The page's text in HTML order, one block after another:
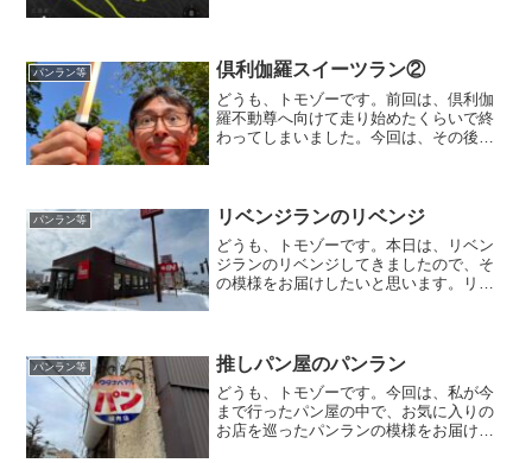
ビをしている私として...
パンラン等 倶利伽羅スイーツラン②
どうも、トモゾーです。前回は、倶利伽
羅不動尊へ向けて走り始めたくらいで終
わってしまいました。今回は、その後ど
たトレイルに入っていきま...
パンラン等 リベンジランのリベンジ
どうも、トモゾーです。本日は、リベン
ジランのリベンジしてきましたので、そ
の模様をお届けしたいと思います。リベ
で「先週のリベンジラン...
パンラン等 推しパン屋のパンラン
どうも、トモゾーです。今回は、私が今
まで行ったパン屋の中で、お気に入りの
お店を巡ったパンランの模様をお届けし